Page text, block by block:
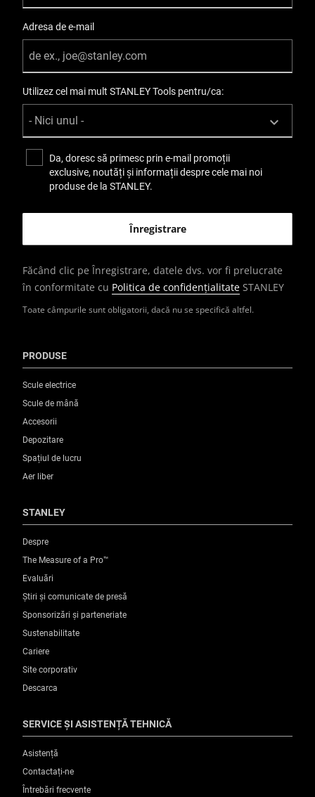
Toate câmpurile sunt obligatorii, dacă nu se specifică altfel.
Adresa de e-mail
Utilizez cel mai mult STANLEY Tools pentru/ca:
Da, doresc să primesc prin e-mail promoții
exclusive, noutăți și informații despre cele mai noi
produse de la STANLEY.
Făcând clic pe Înregistrare, datele dvs. vor fi prelucrate
în conformitate cu Politica de confidențialitate STANLEY
PRODUSE
Scule electrice
Scule de mână
Accesorii
Depozitare
Spațiul de lucru
Aer liber
STANLEY
Despre
The Measure of a Pro™
Evaluări
Știri și comunicate de presă
Sponsorizări și parteneriate
Sustenabilitate
Cariere
Site corporativ
Descarca
SERVICE ȘI ASISTENȚĂ TEHNICĂ
Asistență
Contactați-ne
Întrebări frecvente